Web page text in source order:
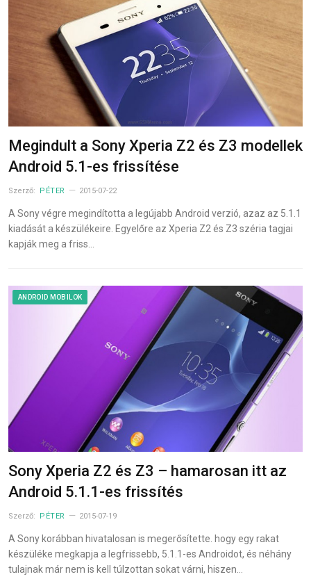
Megindult a Sony Xperia Z2 és Z3 modellek
Android 5.1-es frissítése
Szerző: PÉTER 2015-07-22
A Sony végre megindította a legújabb Android verzió, azaz az 5.1.1
kiadását a készülékeire. Egyelőre az Xperia Z2 és Z3 széria tagjai
kapják meg a friss…
ANDROID MOBILOK
Sony Xperia Z2 és Z3 – hamarosan itt az
Android 5.1.1-es frissítés
Szerző: PÉTER 2015-07-19
A Sony korábban hivatalosan is megerősítette. hogy egy rakat
készüléke megkapja a legfrissebb, 5.1.1-es Androidot, és néhány
tulajnak már nem is kell túlzottan sokat várni, hiszen…